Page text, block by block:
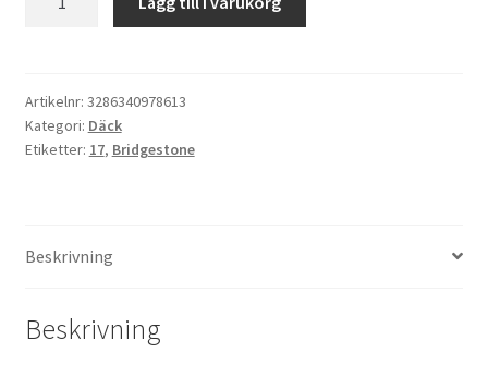
B
17
73V
Artikelnr: 3286340978613
Kategori: Däck
Etiketter: 17, Bridgestone
Beskrivning
Beskrivning